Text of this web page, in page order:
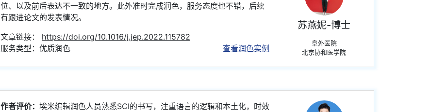
位、以及前后表达不一致的地方。此外准时完成润色，服务态度也不错，后续
有跟进论文的发表情况。
文章链接： https://doi.org/10.1016/j.jep.2022.115782
服务类型：优质润色
查看润色实例
苏燕妮-博士
阜外医院
北京协和医学院
作者评价： 埃米编辑润色人员熟悉SCI的书写，注重语言的逻辑和本土化，时效